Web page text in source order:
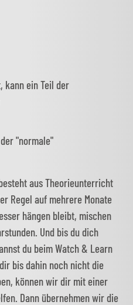
kann ein Teil der
"normale"
aus Theorieunterricht
Regel auf mehrere Monate
hängen bleibt, mischen
Und bis du dich
du beim Watch & Learn
bis dahin noch nicht die
können wir dir mit einer
Dann übernehmen wir die